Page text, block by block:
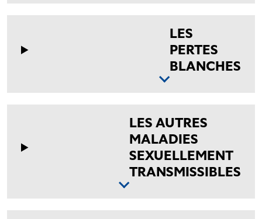
LES
PERTES
BLANCHES
LES AUTRES
MALADIES
SEXUELLEMENT
TRANSMISSIBLES